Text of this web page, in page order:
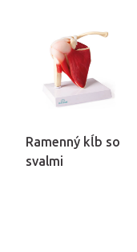
Ramenný kĺb so
svalmi